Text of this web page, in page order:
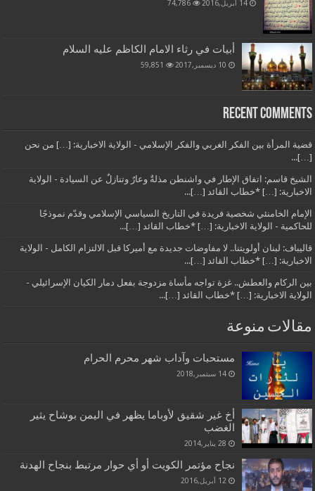
14 أبريل,2016 74,786
أبيات في رثاء الامام الكاظم عليه السلام
10 ديسمبر,2017 59,851
Recent Comments
قضية المرأة بين الفكر الغربي والفكر الإسلامي - الولاية الاخبارية: […] من نحن
[…]...
الشيخ قاسم: اتفاق الإطار في واشنطن مذلةٌ وعارٌ وتنازلٌ عن السيادة - الولاية
الاخبارية: […] *خطاب القائد […]...
الإمام الخامنئي شخصية فريدة في التاريخ السياسي الإسلامي وقدّم نموذجًا
للحاكمية - الولاية الاخبارية: […] *خطاب القائد […]...
قاليباف: لبنان أولويتنا.. لا مفاوضات جديدة مع أميركا قبل الالتزام الكامل - الولاية
الاخبارية: […] *خطاب القائد […]...
بين الركام والعطش.. غزة تواجه مأساة مزدوجة بفعل دمار الكيان الإسرائيلي -
الولاية الاخبارية: […] *خطاب القائد […]...
مقالات منوعة
مستحبات وآداب شهر محرم الحرام
14 سبتمبر,2018
أخ غير شقيق لأوباما يظهر في اليمن بوشاح يثير
الغضب
28 يناير,2014
نجاح مؤتمر الكويت أو أي حوار مرتبط بنجاح الهدنة
12 أبريل,2016